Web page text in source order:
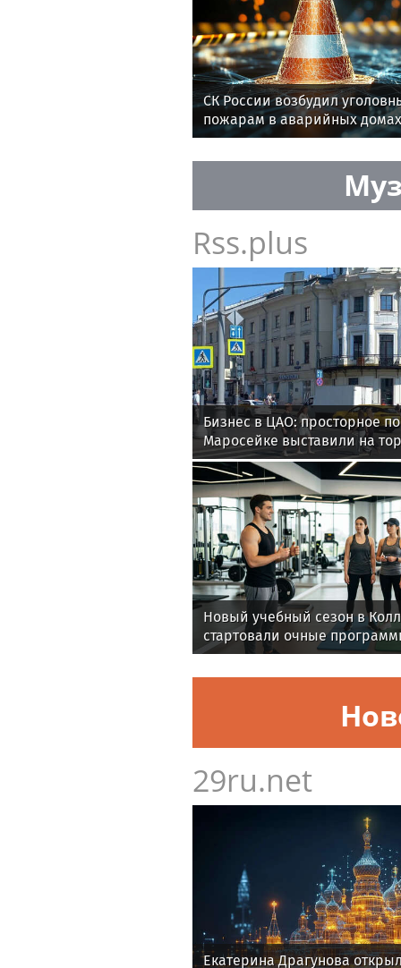
СК России возбудил
пожарам в аварийных домах
Rss.plus
Бизнес в ЦАО: просторное
Маросейке выставили на
Новый учебный сезон в
стартовали очные
фитнес-тренеров и
здоровья
29ru.net
Екатерина Драгунова